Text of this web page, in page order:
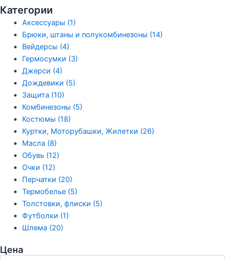
Категории
Аксессуары (1)
Брюки, штаны и полукомбинезоны (14)
Вейдерсы (4)
Гермосумки (3)
Джерси (4)
Дождевики (5)
Защита (10)
Комбинезоны (5)
Костюмы (18)
Куртки, Моторубашки, Жилетки (26)
Масла (8)
Обувь (12)
Очки (12)
Перчатки (20)
Термобелье (5)
Толстовки, флиски (5)
Футболки (1)
Шлема (20)
Цена